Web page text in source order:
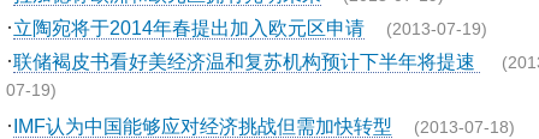
·立陶宛将于2014年春提出加入欧元区申请 (2013-07-19)
·联储褐皮书看好美经济温和复苏机构预计下半年将提速
07-19)
·IMF认为中国能够应对经济挑战但需加快转型 (2013-07-18)